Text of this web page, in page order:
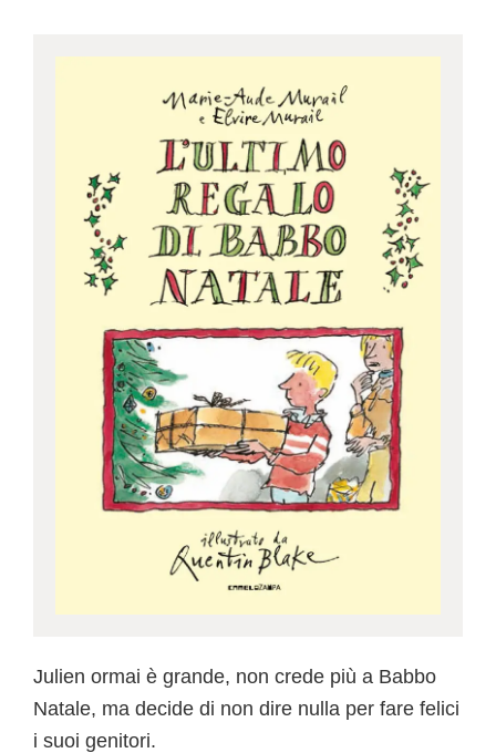
Julien ormai è grande, non crede più a Babbo
Natale, ma decide di non dire nulla per fare felici
i suoi genitori.